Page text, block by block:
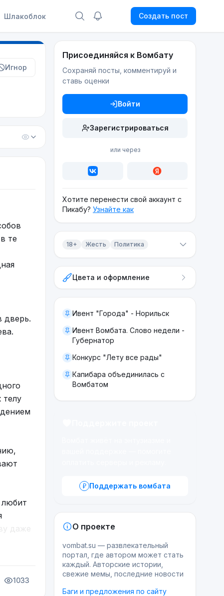
Шлакоблок Создать пост
Игнор
те
дверь.
телу
даже
1033
Присоединяйся к Вомбату
Сохраняй посты, комментируй и
ставь оценки
Войти
Зарегистрироваться
или через
Хотите перенести свой аккаунт с
Пикабу? Узнайте как
18+ Жесть Политика
ЖестьЦвета и оформление
Ивент "Города" - Норильск
Ивент Вомбата. Слово недели -
Губернатор
Конкурс "Лету все рады"
Капибара объединилась с
Вомбатом
Поддержать вомбата
О проекте
vombat.su — развлекательный
портал, где автором может стать
каждый. Авторские истории,
свежие мемы, последние новости
Баги и предложения по сайту